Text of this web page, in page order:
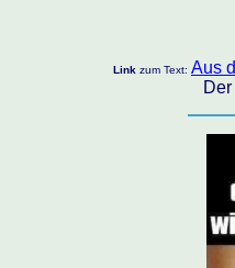
Link zum Text: Aus